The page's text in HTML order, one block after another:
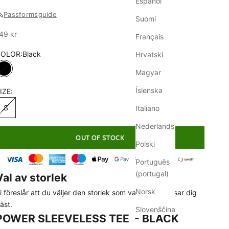
Suomi
Français
Hrvatski
Magyar
Íslenska
Italiano
Nederlands
Polski
Português
(portugal)
Norsk
Slovenščina
Passformsguide
kr
Black
Black
S
OUT OF STOCK
av storlek
föreslår att du väljer den storlek som vanligtvis passar dig
SLEEVELESS TEE - BLACK